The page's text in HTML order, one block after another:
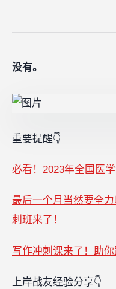
没有。
重要提醒👇
必看！2023年全国医
最后一个月当然要全
刺班来了！
写作冲刺课来了！助你
上岸战友经验分享👇‍‍‍